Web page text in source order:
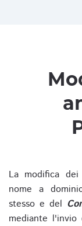
La modifica
nome a
stesso e del
mediante l'invio